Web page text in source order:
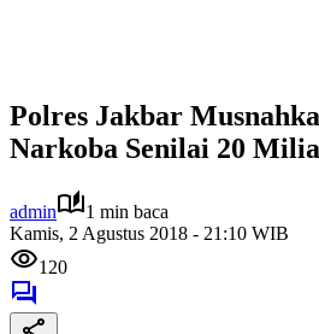
Polres Jakbar
Narkoba Senilai 20
admin
1 min baca
Kamis, 2 Agustus 2018 - 21:10 WIB
120